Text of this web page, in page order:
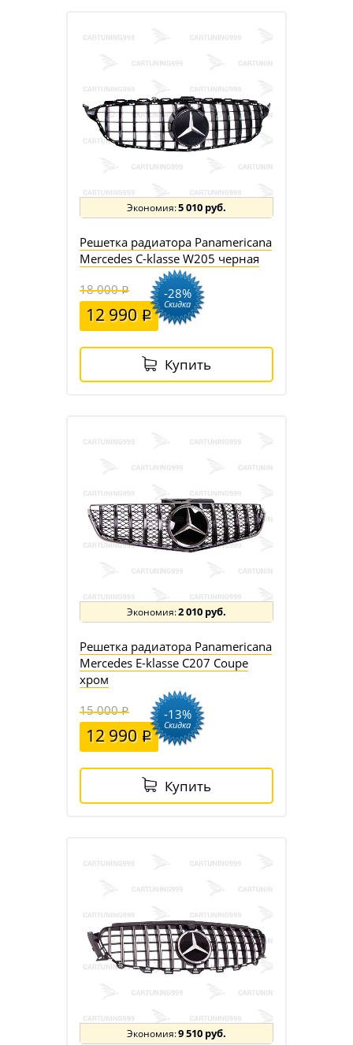
5 010 руб.
Решетка радиатора Panamericana
Mercedes C-klasse W205 черная
18 000
12 990
-28%
Скидка
Купить
2 010 руб.
Решетка радиатора Panamericana
Mercedes E-klasse C207 Coupe
хром
15 000
12 990
-13%
Скидка
Купить
9 510 руб.